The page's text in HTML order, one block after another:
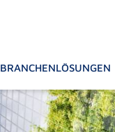
BRANCHENLÖSUNGEN